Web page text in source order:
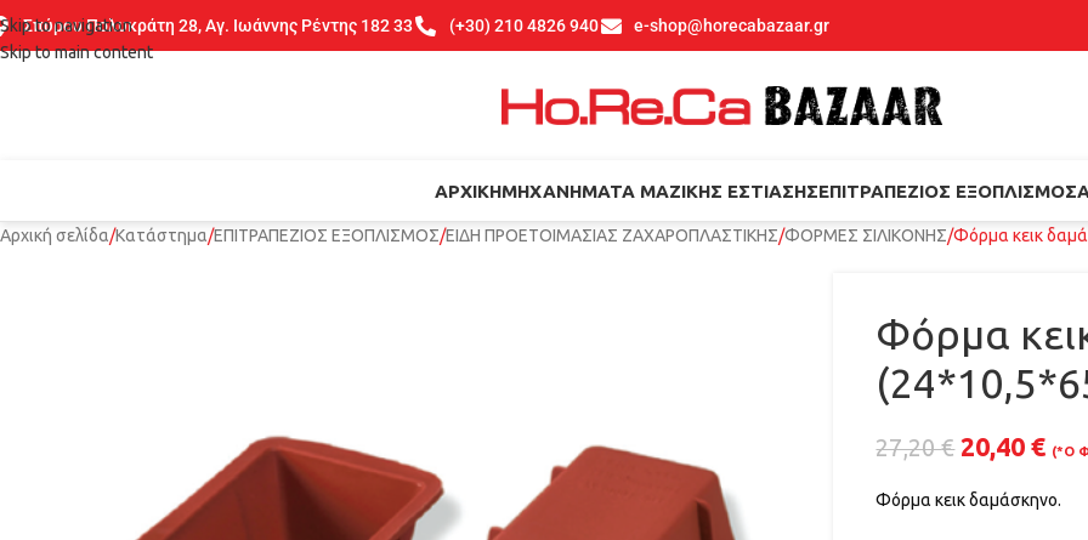
Skip to navigation
Skip to main content
Σπύρου Πολυκράτη 28, Αγ. Ιωάννης Ρέντης 182 33 (+30) 210 4826 940 e-shop@horecabazaar.gr
ΑΡΧΙΚΉΜΗΧΑΝΉΜΑΤΑ ΜΑΖΙΚΉΣ ΕΣΤΊΑΣΗΣΕΠΙΤΡΑΠΈΖΙΟΣ ΕΞΟΠΛΙΣΜΌΣ
Αρχική σελίδα Κατάστημα ΕΠΙΤΡΑΠΕΖΙΟΣ ΕΞΟΠΛΙΣΜΟΣ ΕΙΔΗ ΠΡΟΕΤΟΙΜΑΣΙΑΣ ΖΑΧΑΡΟΠΛΑΣΤΙΚΗΣ ΦΟΡΜΕΣ ΣΙΛΙΚΟΝΗΣ Φόρμα κεικ
Φόρμα
27,20€ 20,40€ (*Ο
Φόρμα κεικ δαμάσκηνο.